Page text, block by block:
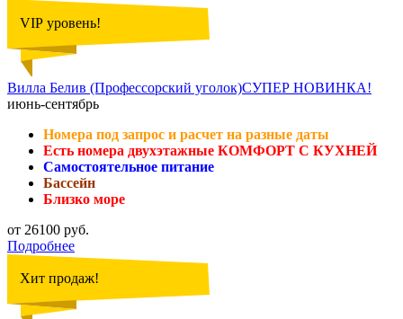
VIP уровень!
Вилла Белив (Профессорский уголок)СУПЕР НОВИНКА!
июнь-сентябрь
Номера под запрос и расчет на разные даты
Есть номера двухэтажные КОМФОРТ С КУХНЕЙ
Самостоятельное питание
Бассейн
Близко море
от 26100 руб.
Подробнее
Хит продаж!